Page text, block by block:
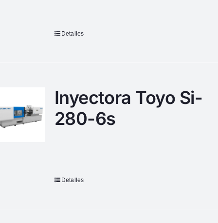
Detalles
Inyectora Toyo Si-
280-6s
Detalles